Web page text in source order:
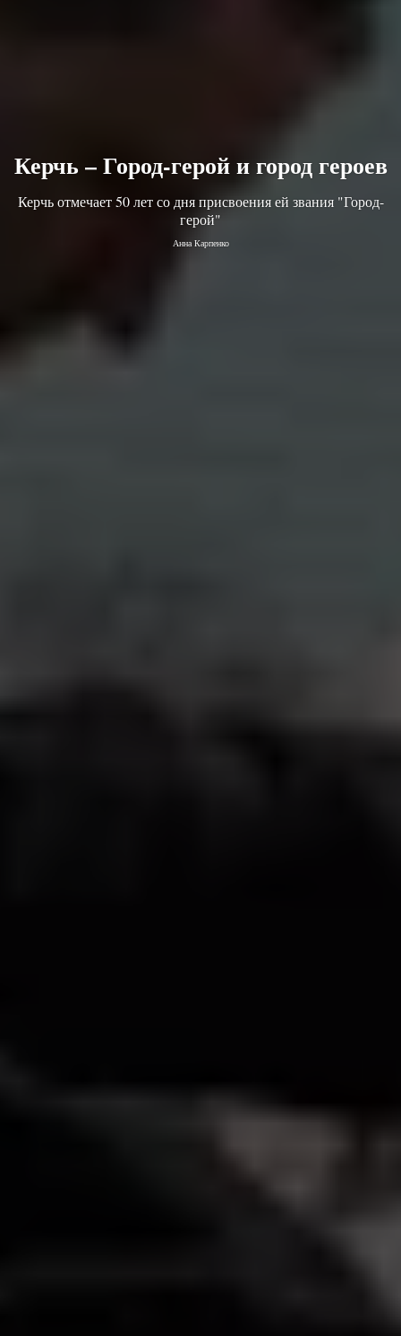
Керчь – Город-герой и город героев
Керчь отмечает 50 лет со дня присвоения ей звания "Город-
герой"
Анна Карпенко